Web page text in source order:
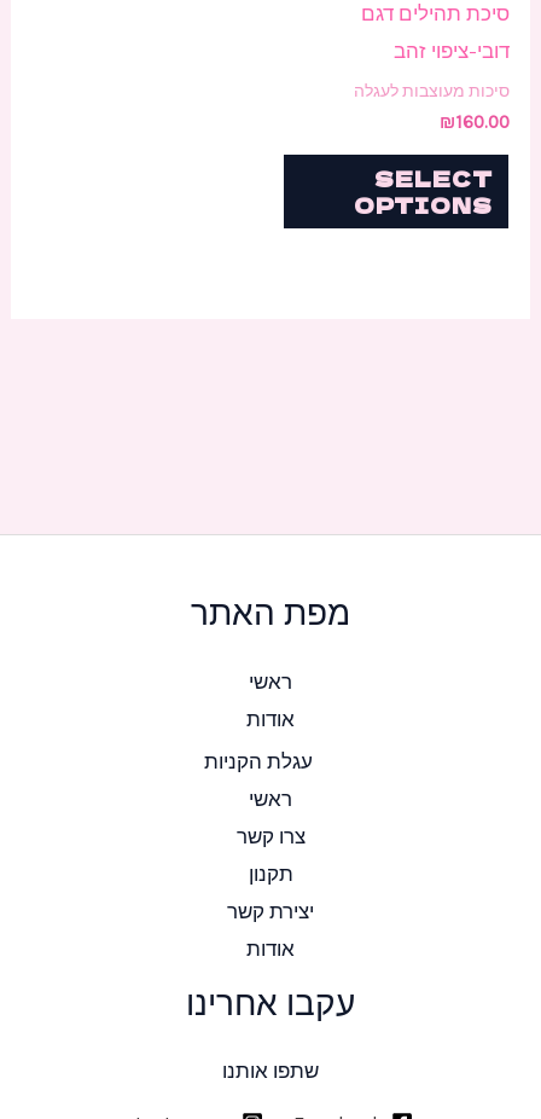
סיכת תהילים דגם
דובי-ציפוי זהב
סיכות מעוצבות לעגלה
₪160.00
SELECT
OPTIONS
מפת האתר
ראשי
אודות
עגלת הקניות
ראשי
צרו קשר
תקנון
יצירת קשר
אודות
עקבו אחרינו
שתפו אותנו